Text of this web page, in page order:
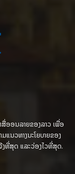
ສື່ອອນລາຍຂອງລາວ ເພື່ອ
ນວທາງນະໂຍບາຍຂອງ
ທີ່ສຸດ ແລະວ່ອງໄວທີ່ສຸດ.